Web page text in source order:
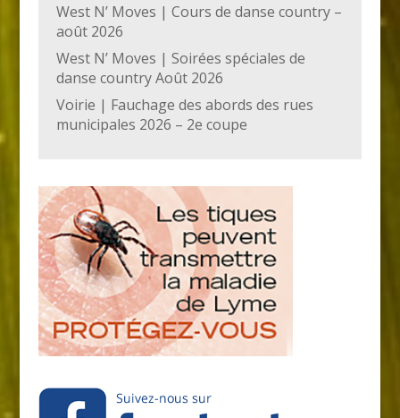
West N’ Moves | Cours de danse country –
août 2026
West N’ Moves | Soirées spéciales de
danse country Août 2026
Voirie | Fauchage des abords des rues
municipales 2026 – 2e coupe